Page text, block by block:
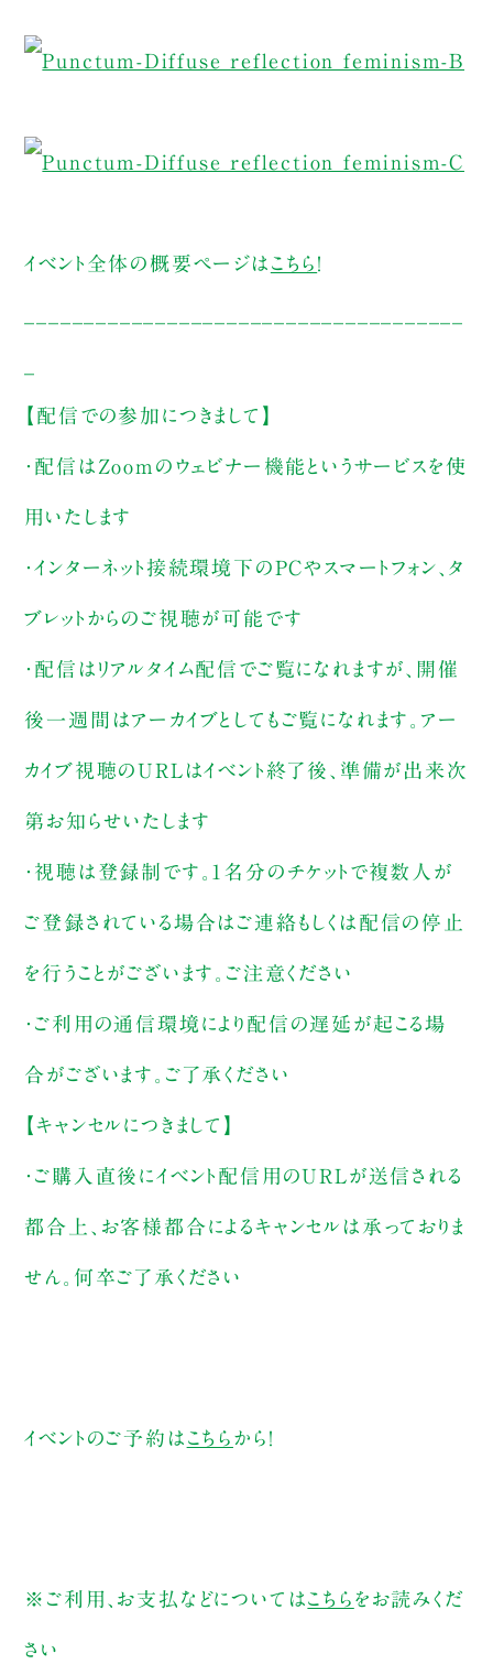
イベント全体の概要ページは こちら ！
【配信での参加につきまして】
・配信はZoomのウェビナー機能というサービスを使
用いたします
・インターネット接続環境下のPCやスマートフォン、タ
ブレットからのご視聴が可能です
・配信はリアルタイム配信でご覧になれますが、開催
後一週間はアーカイブとしてもご覧になれます。アー
カイブ視聴のURLはイベント終了後、準備が出来次
第お知らせいたします
・視聴は登録制です。1名分のチケットで複数人が
ご登録されている場合はご連絡もしくは配信の停止
を行うことがございます。ご注意ください
・ご利用の通信環境により配信の遅延が起こる場
合がございます。ご了承ください
【キャンセルにつきまして】
・ご購入直後にイベント配信用のURLが送信される
都合上、お客様都合によるキャンセルは承っておりま
せん。何卒ご了承ください
イベントのご予約は こちら から！
※ご利用、お支払などについてはこちら をお読みくだ
さい